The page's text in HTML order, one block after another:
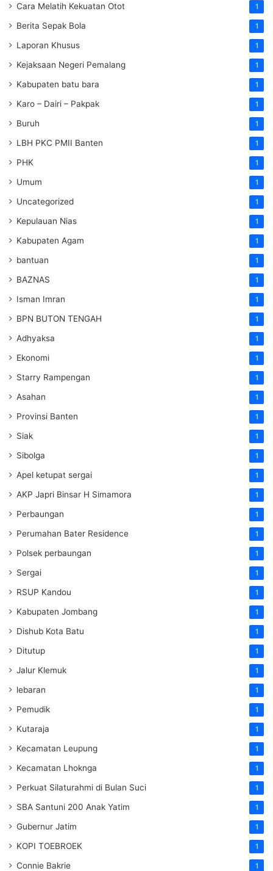
Cara Melatih Kekuatan Otot 1
Berita Sepak Bola 1
Laporan Khusus 1
Kejaksaan Negeri Pemalang 1
Kabupaten batu bara 1
Karo – Dairi – Pakpak 1
Buruh 1
LBH PKC PMII Banten 1
PHK 1
Umum 1
Uncategorized 1
Kepulauan Nias 1
Kabupaten Agam 1
bantuan 1
BAZNAS 1
Isman Imran 1
BPN BUTON TENGAH 1
Adhyaksa 1
Ekonomi 1
Starry Rampengan 1
Asahan 1
Provinsi Banten 1
Siak 1
Sibolga 1
Apel ketupat sergai 1
AKP Japri Binsar H Simamora 1
Perbaungan 1
Perumahan Bater Residence 1
Polsek perbaungan 1
Sergai 1
RSUP Kandou 1
Kabupaten Jombang 1
Dishub Kota Batu 1
Ditutup 1
Jalur Klemuk 1
lebaran 1
Pemudik 1
Kutaraja 1
Kecamatan Leupung 1
Kecamatan Lhoknga 1
Perkuat Silaturahmi di Bulan Suci 1
SBA Santuni 200 Anak Yatim 1
Gubernur Jatim 1
KOPI TOEBROEK 1
Connie Bakrie 1